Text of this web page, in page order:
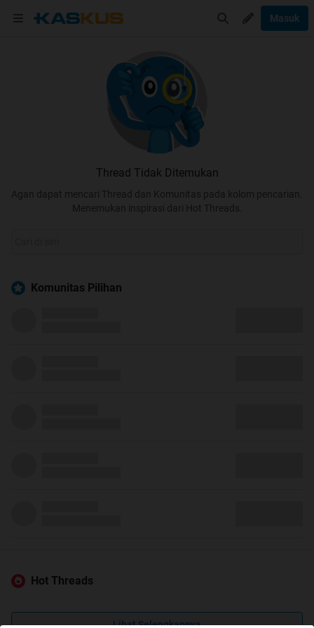
Masuk
Thread Tidak Ditemukan
Agan dapat mencari Thread dan Komunitas pada kolom pencarian.
Menemukan inspirasi dari Hot Threads.
Komunitas Pilihan
Hot Threads
Lihat Selengkapnya